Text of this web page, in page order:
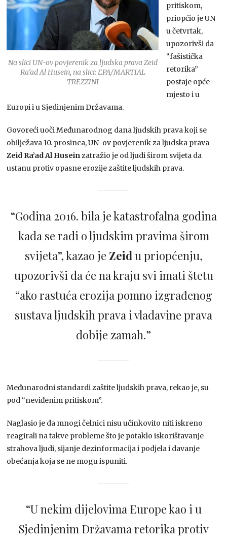
Na slici UN-ov povjerenik za ljudska prava Zeid
Ra’ad Al Husein, na slici: EPA/MARTIAL
TREZZINI
pritiskom,
priopćio je UN
u četvrtak,
upozorivši da
“fašistička
retorika”
postaje opće
mjesto i u
Europi i u Sjedinjenim Državama.
Govoreći uoči Međunarodnog dana ljudskih prava koji se
obilježava 10. prosinca, UN-ov povjerenik za ljudska prava
Zeid Ra’ad Al Huseinzatražio je od ljudi širom svijeta da
ustanu protiv opasne erozije zaštite ljudskih prava.
“Godina 2016. bila je katastrofalna godina
kada se radi o ljudskim pravima širom
svijeta”, kazao je Zeid u priopćenju,
upozorivši da će na kraju svi imati štetu
“ako rastuća erozija pomno izgrađenog
sustava ljudskih prava i vladavine prava
dobije zamah.”
Međunarodni standardi zaštite ljudskih prava, rekao je, su
pod “neviđenim pritiskom”.
Naglasio je da mnogi čelnici nisu učinkovito niti iskreno
reagirali na takve probleme što je potaklo iskorištavanje
strahova ljudi, sijanje dezinformacija i podjela i davanje
obećanja koja se ne mogu ispuniti.
“U nekim dijelovima Europe kao i u
Sjedinjenim Državama retorika protiv